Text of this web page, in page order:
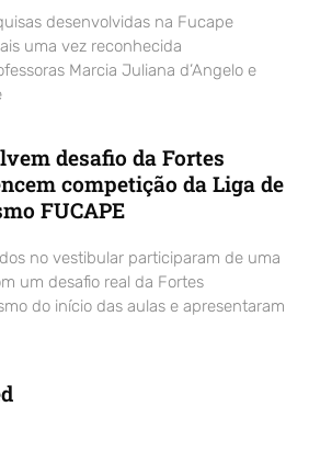
desenvolvidas na Fucape
uma vez reconhecida
Marcia Juliana d’Angelo e
desafio da Fortes
competição da Liga de
FUCAPE
no vestibular participaram de uma
um desafio real da Fortes
do início das aulas e apresentaram